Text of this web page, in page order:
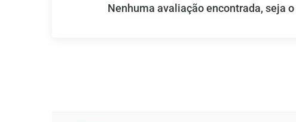
Nenhuma avaliação encontrada, seja